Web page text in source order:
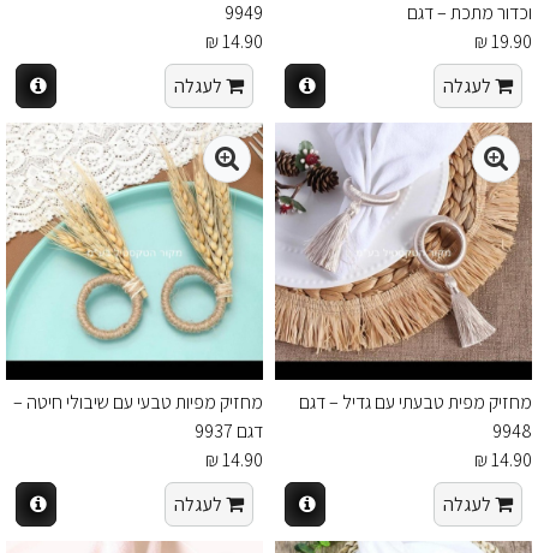
וכדור מתכת – דגם
19.90 ₪
לעגלה
9949
14.90 ₪
לעגלה
מחזיק מפית טבעתי עם גדיל – דגם
9948
14.90 ₪
לעגלה
מחזיק מפיות טבעי עם שיבולי חיטה –
דגם 9937
14.90 ₪
לעגלה